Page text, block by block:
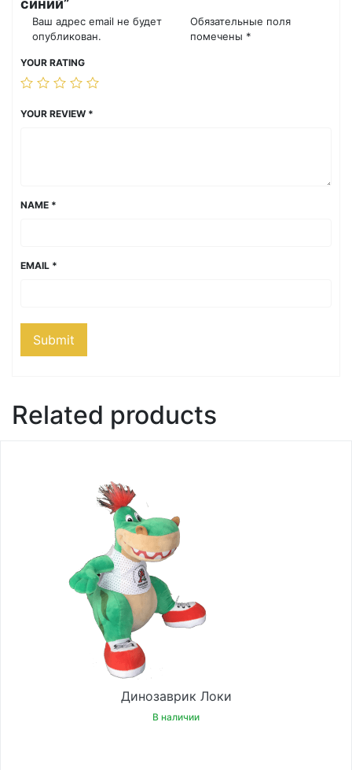
синий”
Ваш адрес email не будет
опубликован.
Обязательные поля
помечены *
YOUR RATING
YOUR REVIEW *
NAME *
EMAIL *
Related products
Динозаврик Локи
В наличии